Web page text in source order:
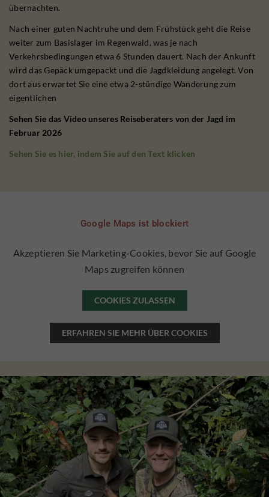
übernachten.
Nach einer guten Nachtruhe und dem Frühstück geht die Reise
weiter zum Basislager im Regenwald, was je nach
Verkehrsbedingungen etwa 6 Stunden dauert. Nach der Ankunft
wird das Gepäck umgepackt und die Jagdkleidung angelegt. Von
dort aus erwartet Sie eine etwa 2-stündige Wanderung zum
eigentlichen
Sehen Sie das Video unseres Reiseberaters von der Jagd im
Februar 2026
Sehen Sie es hier, indem Sie auf den Text klicken
Google Maps ist blockiert
Akzeptieren Sie Marketing-Cookies, bevor Sie auf Google
Maps zugreifen können
COOKIES ZULASSEN
ERFAHREN SIE MEHR ÜBER COOKIES